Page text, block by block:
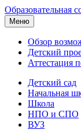
Образовательная
Меню
Обзор
Детский
Аттестация
Детский сад
Начальная
Школа
НПО и СПО
ВУЗ